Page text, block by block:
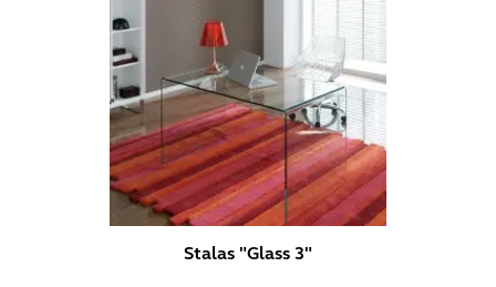
Stalas "Glass 3"